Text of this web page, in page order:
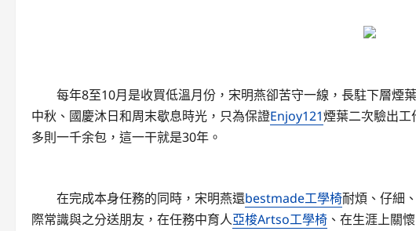
每年8至10月是收買低溫月份，宋明燕卻苦守一線，長駐下層煙
中秋、國慶沐日和周末歇息時光，只為保證Enjoy121煙葉二次驗出工
多則一千余包，這一干就是30年。
在完成本身任務的同時，宋明燕還bestmade工學椅耐煩、仔細
際常識與之分送朋友，在任務中育人亞梭Artso工學椅 、在生涯上關